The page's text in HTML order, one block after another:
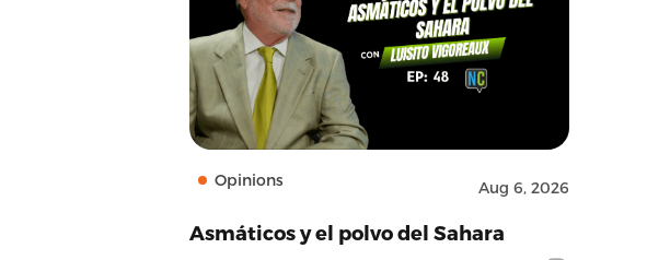
Opinions Aug 6, 2026
Asmáticos y el polvo del Sahara